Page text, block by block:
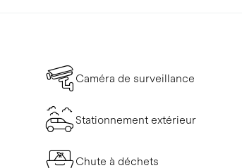
Caméra de surveillance
Stationnement extérieur
Chute à déchets